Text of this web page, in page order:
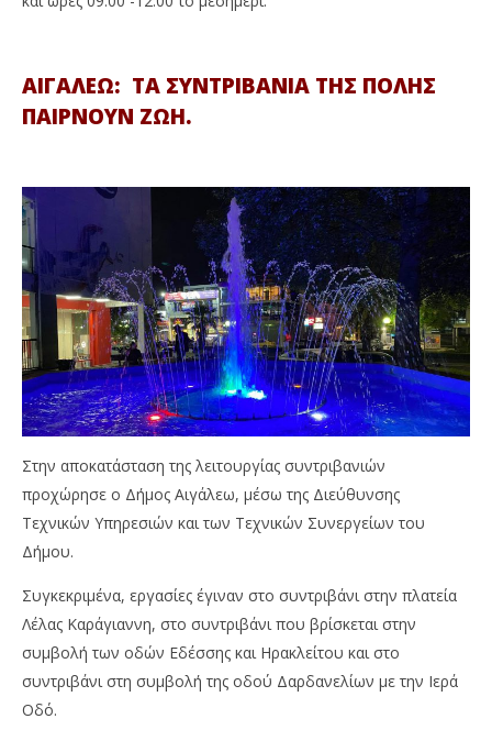
ΑΙΓΑΛΕΩ: ΤΑ ΣΥΝΤΡΙΒΑΝΙΑ ΤΗΣ ΠΟΛΗΣ
ΠΑΙΡΝΟΥΝ ΖΩΗ.
Στην αποκατάσταση της λειτουργίας συντριβανιών
προχώρησε ο Δήμος Αιγάλεω, μέσω της Διεύθυνσης
Τεχνικών Υπηρεσιών και των Τεχνικών Συνεργείων του
Δήμου.
Συγκεκριμένα, εργασίες έγιναν στο συντριβάνι στην πλατεία
Λέλας Καράγιαννη, στο συντριβάνι που βρίσκεται στην
συμβολή των οδών Εδέσσης και Ηρακλείτου και στο
συντριβάνι στη συμβολή της οδού Δαρδανελίων με την Ιερά
Οδό.